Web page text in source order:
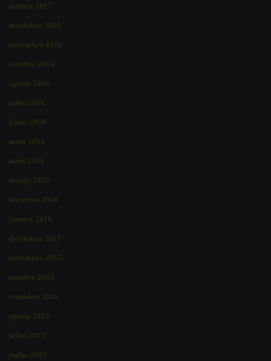
janeiro 2017
dezembro 2016
novembro 2016
outubro 2016
agosto 2016
julho 2016
junho 2016
maio 2016
abril 2016
março 2016
fevereiro 2016
janeiro 2016
dezembro 2015
novembro 2015
outubro 2015
setembro 2015
agosto 2015
julho 2015
junho 2015